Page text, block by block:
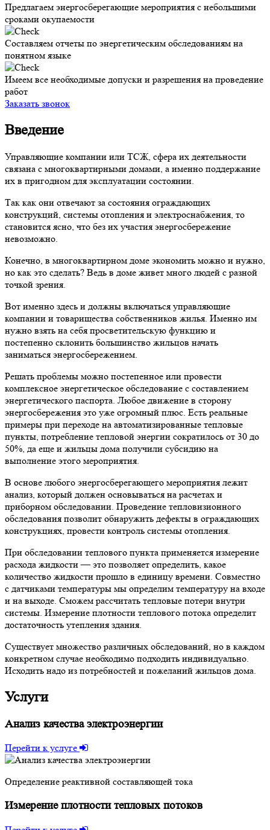
Предлагаем энергосберегающие мероприятия с небольшими
сроками окупаемости
Составляем отчеты по энергетическим обследованиям на
понятном языке
Имеем все необходимые допуски и разрешения на проведение
работ
Заказать звонок
Введение
Управляющие компании или ТСЖ, сфера их деятельности
связана с многоквартирными домами, а именно поддержание
их в пригодном для эксплуатации состоянии.
Так как они отвечают за состояния ограждающих
конструкций, системы отопления и электроснабжения, то
становится ясно, что без их участия энергосбережение
невозможно.
Конечно, в многоквартирном доме экономить можно и нужно,
но как это сделать? Ведь в доме живет много людей с разной
точкой зрения.
Вот именно здесь и должны включаться управляющие
компании и товарищества собственников жилья. Именно им
нужно взять на себя просветительскую функцию и
постепенно склонить большинство жильцов начать
заниматься энергосбережением.
Решать проблемы можно постепенное или провести
комплексное энергетическое обследование с составлением
энергетического паспорта. Любое движение в сторону
энергосбережения это уже огромный плюс. Есть реальные
примеры при переходе на автоматизированные тепловые
пункты, потребление тепловой энергии сократилось от 30 до
50%, да еще и жильцы дома получили субсидию на
выполнение этого мероприятия.
В основе любого энергосберегающего мероприятия лежит
анализ, который должен основываться на расчетах и
приборном обследовании. Проведение тепловизионного
обследования позволит обнаружить дефекты в ограждающих
конструкциях, провести контроль системы отопления.
При обследовании теплового пункта применяется измерение
расхода жидкости — это позволяет определить, какое
количество жидкости прошло в единицу времени. Совместно
с датчиками температуры мы определим температуру на входе
и на выходе. Сможем рассчитать тепловые потери внутри
системы. Измерение плотности теплового потока определит
достаточность утепления здания.
Существует множество различных обследований, но в каждом
конкретном случае необходимо подходить индивидуально.
Исходить надо из потребностей и пожеланий жильцов дома.
Услуги
Анализ качества электроэнергии
Перейти к услуге
Определение реактивной составляющей тока
Измерение плотности тепловых потоков